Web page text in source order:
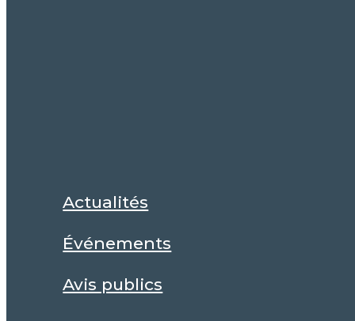
Actualités
Événements
Avis publics